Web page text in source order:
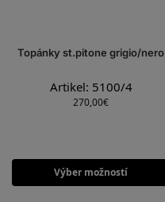
Topánky st.pitone grigio/nero
Artikel: 5100/4
270,00€
Výber možností